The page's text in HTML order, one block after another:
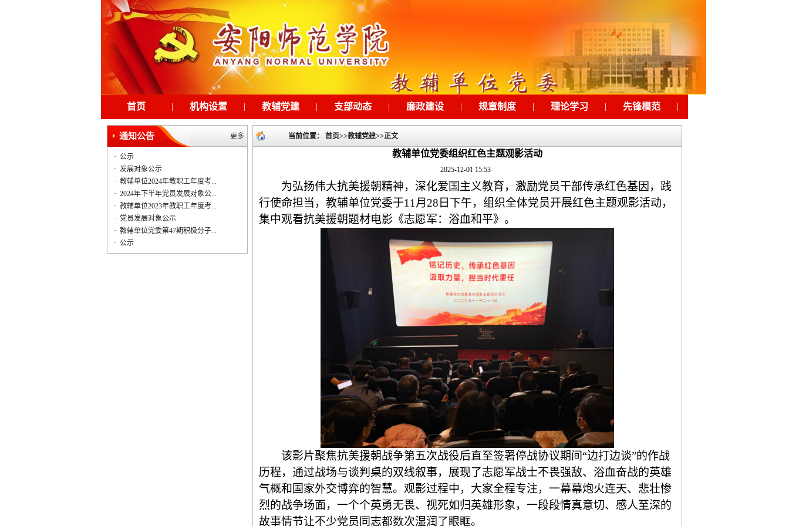
首页 | 机构设置 | 教辅党建 | 支部动态 | 廉政建设 | 规章制度 | 理论学习 | 先锋模范 |
更多
通知公告
· 公示
· 发展对象公示
· 教辅单位2024年教职工年度考...
· 2024年下半年党员发展对象公...
· 教辅单位2023年教职工年度考...
· 党员发展对象公示
· 教辅单位党委第47期积极分子...
· 公示
当前位置： 首页>>教辅党建>>正文
教辅单位党委组织红色主题观影活动
2025-12-01 15:53
为弘扬伟大抗美援朝精神，深化爱国主义教育，激励党员干部传承红色基因，践
行使命担当，教辅单位党委于11 月 28 日下午，组织全体党员开展红色主题观影活动，
集中观看抗美援朝题材电影《志愿军：浴血和平》。
该影片聚焦抗美援朝战争第五次战役后直至签署停战协议期间 “边打边谈”的作战
历程，通过战场与谈判桌的双线叙事，展现了志愿军战士不畏强敌、浴血奋战的英雄
气概和国家外交博弈的智慧。观影过程中，大家全程专注，一幕幕炮火连天、悲壮惨
烈的战争场面，一个个英勇无畏、视死如归英雄形象，一段段情真意切、感人至深的
故事情节让不少党员同志都数次湿润了眼眶。